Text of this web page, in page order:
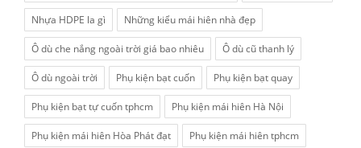
Nhựa HDPE la gì Những kiểu mái hiên nhà đẹp
Ô dù che nắng ngoài trời giá bao nhiêu Ô dù cũ thanh lý
Ô dù ngoài trời Phụ kiện bạt cuốn Phụ kiện bạt quay
Phụ kiện bạt tự cuốn tphcm Phụ kiện mái hiên Hà Nội
Phụ kiện mái hiên Hòa Phát đạt Phụ kiện mái hiên tphcm